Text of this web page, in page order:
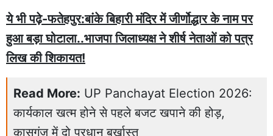
ये भी पढ़े-फतेहपुर:बांके बिहारी मंदिर में जीर्णोद्धार के नाम पर
हुआ बड़ा घोटाला..भाजपा जिलाध्यक्ष ने शीर्ष नेताओं को पत्र
लिख की शिकायत!
Read More: UP Panchayat Election 2026:
कार्यकाल खत्म होने से पहले बजट खपाने की होड़,
कासगंज में दो प्रधान बर्खास्त